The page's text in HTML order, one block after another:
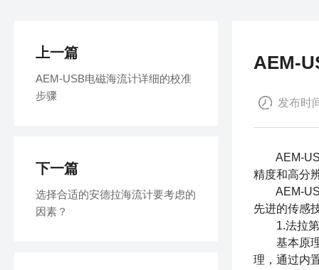
AEM-
发布时
AEM-USB
精度和高分
AEM-
先进的传感
1.法拉第
基本原理
理，通过内
上一篇
AEM-USB电磁海流计详细的校准
步骤
下一篇
选择合适的安德拉海流计要考虑的
因素？